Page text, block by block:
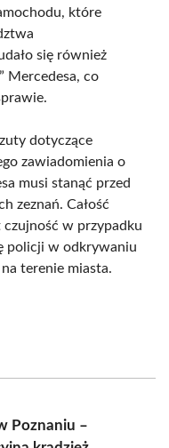
które
się również
Mercedesa, co
dotyczące
zawiadomienia o
musi stanąć przed
zeznań. Całość
w przypadku
policji w odkrywaniu
terenie miasta.
Poznaniu –